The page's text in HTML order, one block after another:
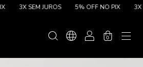
3X SEM JUROS 5% OFF NO PIX 3X
0